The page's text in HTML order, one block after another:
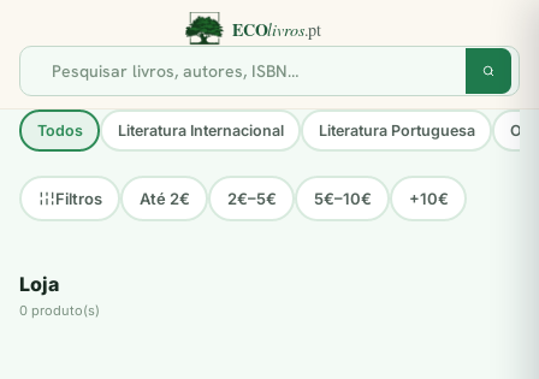
Todos Literatura Internacional Literatura Portuguesa
Filtros Até 2€ 2€–5€ 5€–10€ +10€
Loja
0 produto(s)